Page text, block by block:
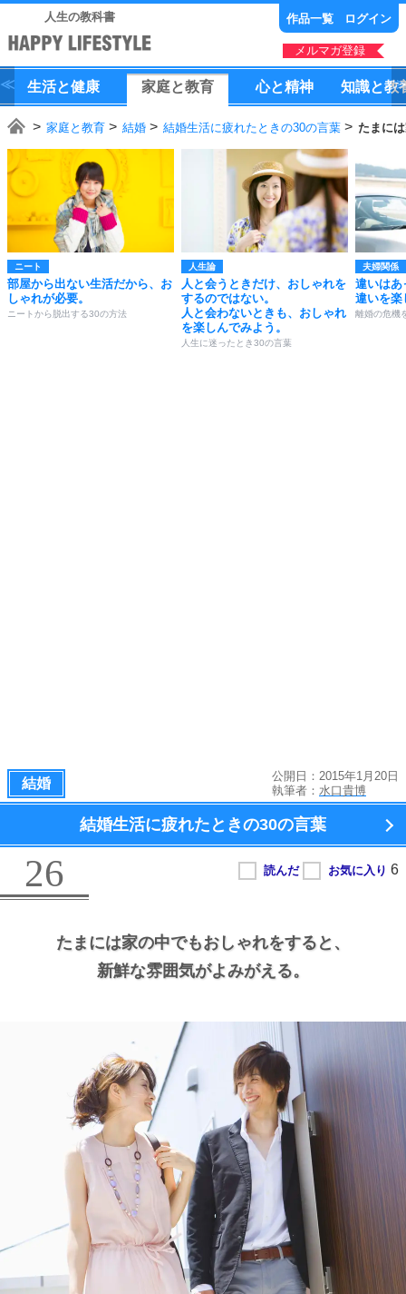
人生の教科書 作品一覧 ログイン
メルマガ登録
生活と健康 家庭と教育 心と精神 知識と教
家庭と教育 結婚 結婚生活に疲れたときの30の言葉 たまに
ニート
部屋から出ない生活だから、お
しゃれが必要。
ニートから脱出する30の方法
人生論
人と会うときだけ、おしゃれを
するのではない。
人と会わないときも、おしゃれ
を楽しんでみよう。
人生に迷ったとき30の言葉
夫婦関係
違いはあ
違いを楽
離婚の危機
結婚
公開日：2015年1月20日
執筆者： 水口貴博
結婚生活に疲れたときの30の言葉
26
たまには家の中でもおしゃれをすると、
新鮮な雰囲気がよみがえる。